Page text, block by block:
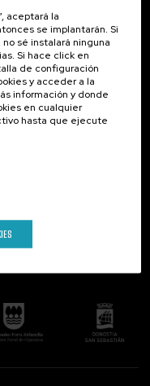
anteriores
aceptará la
se implantarán. Si
sé instalará ninguna
Si hace click en
de configuración
y acceder a la
información y donde
en cualquier
hasta que ejecute